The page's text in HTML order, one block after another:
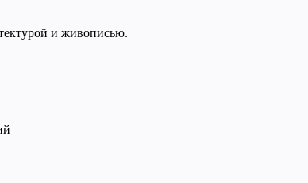
и живописью.